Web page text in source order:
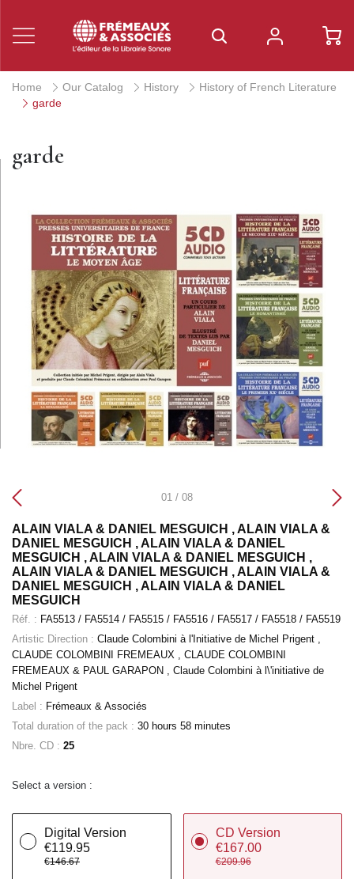
Home Our Catalog History
History of French Literature
garde
garde
01 / 08
ALAIN VIALA & DANIEL MESGUICH , ALAIN VIALA &
DANIEL MESGUICH , ALAIN VIALA & DANIEL
MESGUICH , ALAIN VIALA & DANIEL MESGUICH ,
ALAIN VIALA & DANIEL MESGUICH , ALAIN VIALA &
DANIEL MESGUICH , ALAIN VIALA & DANIEL
MESGUICH
Réf. : FA5513 / FA5514 / FA5515 / FA5516 / FA5517 / FA5518 / FA5519
Artistic Direction : Claude Colombini à l'Initiative de Michel Prigent ,
CLAUDE COLOMBINI FREMEAUX , CLAUDE COLOMBINI
FREMEAUX & PAUL GARAPON , Claude Colombini à l\'initiative de
Michel Prigent
Label : Frémeaux & Associés
Total duration of the pack : 30 hours 58 minutes
Nbre. CD : 25
Select a version :
Digital Version
€119.95
€146.67
CD Version
€167.00
€209.96